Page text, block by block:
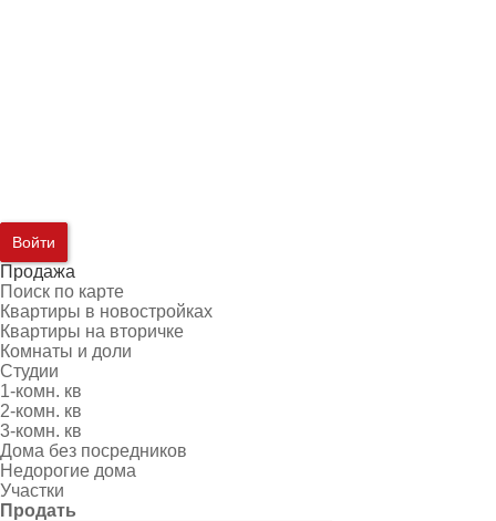
Войти
Продажа
Поиск по карте
Квартиры в новостройках
Квартиры на вторичке
Комнаты и доли
Студии
1-комн. кв
2-комн. кв
3-комн. кв
Дома без посредников
Недорогие дома
Участки
Продать